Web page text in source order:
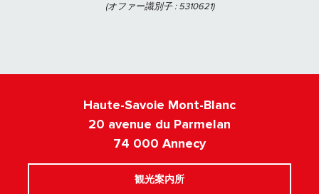
(オファー識別子 :5310621)
Haute-Savoie Mont-Blanc
20 avenue du Parmelan
74 000 Annecy
観光案内所